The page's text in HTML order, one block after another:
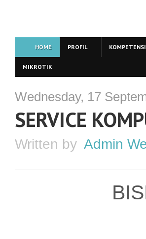
HOME PROFIL
MIKROTIK
Wednesday, 17
SERVICE
Written by Admin